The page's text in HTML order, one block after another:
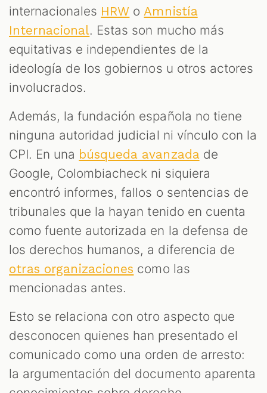
internacionales HRW o Amnistía
Internacional. Estas son mucho más
equitativas e independientes de la
ideología de los gobiernos u otros actores
involucrados.
Además, la fundación española no tiene
ninguna autoridad judicial ni vínculo con la
CPI. En una búsqueda avanzadade
Google, Colombiacheck ni siquiera
encontró informes, fallos o sentencias de
tribunales que la hayan tenido en cuenta
como fuente autorizada en la defensa de
los derechos humanos, a diferencia de
otras organizaciones como las
mencionadas antes.
Esto se relaciona con otro aspecto que
desconocen quienes han presentado el
comunicado como una orden de arresto:
la argumentación del documento aparenta